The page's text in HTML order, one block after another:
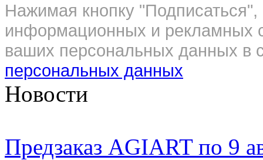
Нажимая кнопку
информационных и рекламных
ваших персональных данных в
персональных данных
Новости
Предзаказ AGIART по 9